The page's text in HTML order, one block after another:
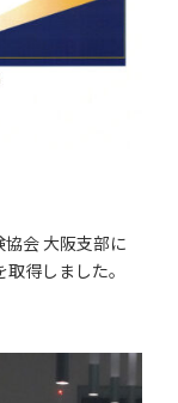
会 大阪支部に
得しました。